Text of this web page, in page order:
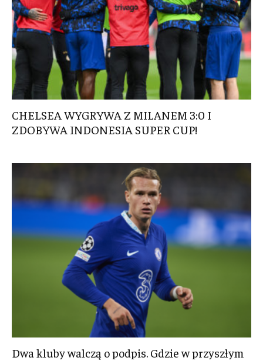
CHELSEA WYGRYWA Z MILANEM 3:0 I
ZDOBYWA INDONESIA SUPER CUP!
Dwa kluby walczą o podpis. Gdzie w przyszłym